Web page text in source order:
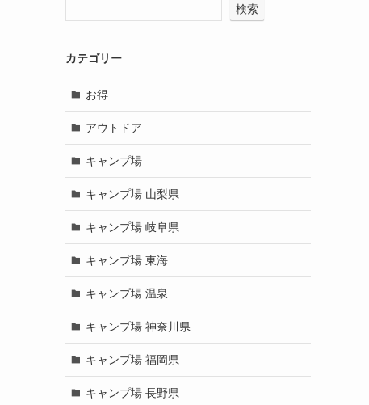
検索
カテゴリー
お得
アウトドア
キャンプ場
キャンプ場 山梨県
キャンプ場 岐阜県
キャンプ場 東海
キャンプ場 温泉
キャンプ場 神奈川県
キャンプ場 福岡県
キャンプ場 長野県